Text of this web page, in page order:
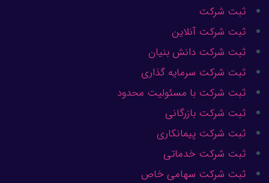
ثبت شرکت
ثبت شرکت آنلاین
ثبت شرکت دانش بنیان
ثبت شرکت سرمایه گذاری
ثبت شرکت با مسئولیت محدود
ثبت شرکت بازرگانی
ثبت شرکت پیمانکاری
ثبت شرکت خدماتی
ثبت شرکت سهامی خاص